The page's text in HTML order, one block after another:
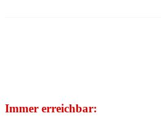
Immer erreichbar: